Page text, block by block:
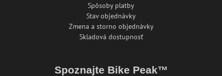
Spôsoby platby
Stav objednávky
Zmena a storno objednávky
Skladová dostupnosť
Spoznajte Bike Peak™